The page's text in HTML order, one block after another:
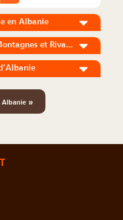
en Albanie
L’Albanie Insolite - Entre Montagnes et Rivages
Albanie »